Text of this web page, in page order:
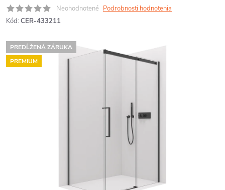
Neohodnotené Podrobnosti hodnotenia
Kód: CER-433211
PREDĹŽENÁ ZÁRUKA
PREMIUM